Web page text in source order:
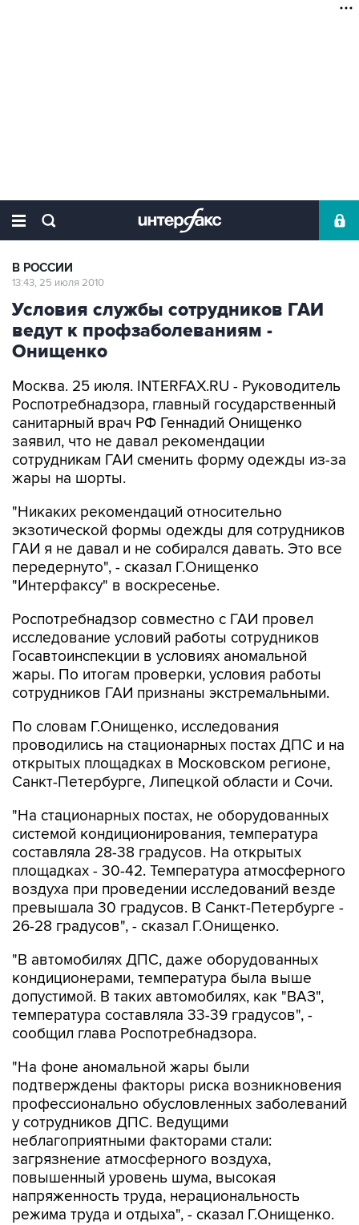
В РОССИИ
13:43, 25 июля 2010
Условия службы сотрудников ГАИ
ведут к профзаболеваниям -
Онищенко
Москва. 25 июля. INTERFAX.RU - Руководитель
Роспотребнадзора, главный государственный
санитарный врач РФ Геннадий Онищенко
заявил, что не давал рекомендации
сотрудникам ГАИ сменить форму одежды из-за
жары на шорты.
"Никаких рекомендаций относительно
экзотической формы одежды для сотрудников
ГАИ я не давал и не собирался давать. Это все
передернуто", - сказал Г.Онищенко
"Интерфаксу" в воскресенье.
Роспотребнадзор совместно с ГАИ провел
исследование условий работы сотрудников
Госавтоинспекции в условиях аномальной
жары. По итогам проверки, условия работы
сотрудников ГАИ признаны экстремальными.
По словам Г.Онищенко, исследования
проводились на стационарных постах ДПС и на
открытых площадках в Московском регионе,
Санкт-Петербурге, Липецкой области и Сочи.
"На стационарных постах, не оборудованных
системой кондиционирования, температура
составляла 28-38 градусов. На открытых
площадках - 30-42. Температура атмосферного
воздуха при проведении исследований везде
превышала 30 градусов. В Санкт-Петербурге -
26-28 градусов", - сказал Г.Онищенко.
"В автомобилях ДПС, даже оборудованных
кондиционерами, температура была выше
допустимой. В таких автомобилях, как "ВАЗ",
температура составляла 33-39 градусов", -
сообщил глава Роспотребнадзора.
"На фоне аномальной жары были
подтверждены факторы риска возникновения
профессионально обусловленных заболеваний
у сотрудников ДПС. Ведущими
неблагоприятными факторами стали:
загрязнение атмосферного воздуха,
повышенный уровень шума, высокая
напряженность труда, нерациональность
режима труда и отдыха", - сказал Г.Онищенко.